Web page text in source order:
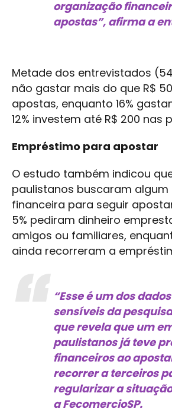
organização
apostas”, afirma a
Metade dos entrevistados
não gastar mais do que R$
apostas, enquanto 16%
12% investem até R$ 200 nas
Empréstimo para apostar
O estudo também indicou que
paulistanos buscaram
financeira para seguir
5% pediram dinheiro
amigos ou familiares,
ainda recorreram a
“Esse é um dos
sensíveis da
que revela que um
paulistanos já teve
financeiros ao
recorrer a terceiros
regularizar a
a FecomercioSP.